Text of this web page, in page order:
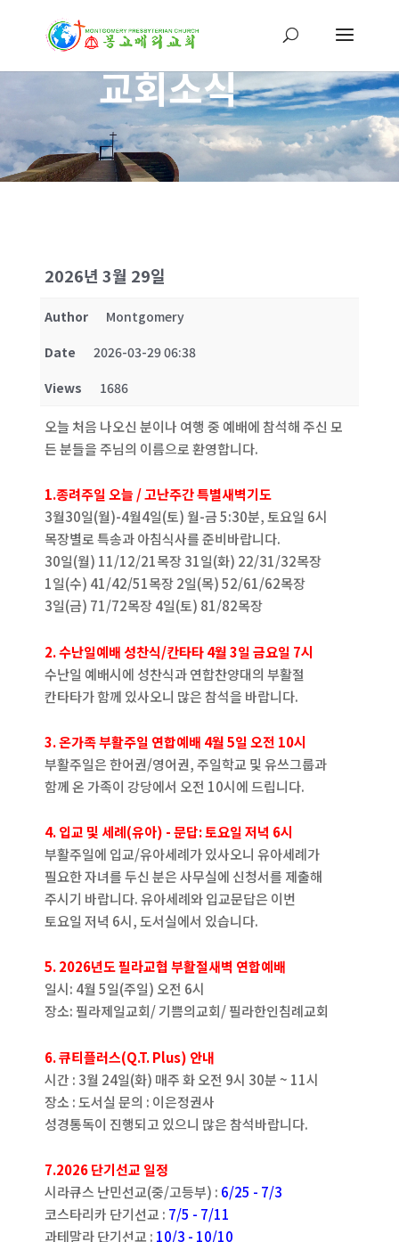
교회소식
2026년 3월 29일
Author
Montgomery
Date
2026-03-29 06:38
Views
1686
오늘 처음 나오신 분이나 여행 중 예배에 참석해 주신 모
든 분들을 주님의 이름으로 환영합니다.
1.종려주일 오늘 / 고난주간 특별새벽기도
3월30일(월)-4월4일(토) 월-금 5:30분, 토요일 6시
목장별로 특송과 아침식사를 준비바랍니다.
30일(월) 11/12/21목장 31일(화) 22/31/32목장
1일(수) 41/42/51목장 2일(목) 52/61/62목장
3일(금) 71/72목장 4일(토) 81/82목장
2. 수난일예배 성찬식/칸타타 4월 3일 금요일 7시
수난일 예배시에 성찬식과 연합찬양대의 부활절
칸타타가 함께 있사오니 많은 참석을 바랍니다.
3. 온가족 부활주일 연합예배 4월 5일 오전 10시
부활주일은 한어권/영어권, 주일학교 및 유쓰그룹과
함께 온 가족이 강당에서 오전 10시에 드립니다.
4. 입교 및 세례(유아) - 문답: 토요일 저녁 6시
부활주일에 입교/유아세례가 있사오니 유아세례가
필요한 자녀를 두신 분은 사무실에 신청서를 제출해
주시기 바랍니다. 유아세례와 입교문답은 이번
토요일 저녁 6시, 도서실에서 있습니다.
5. 2026년도 필라교협 부활절새벽 연합예배
일시: 4월 5일(주일) 오전 6시
장소: 필라제일교회/ 기쁨의교회/ 필라한인침례교회
6. 큐티플러스(Q.T. Plus) 안내
시간 : 3월 24일(화) 매주 화 오전 9시 30분 ~ 11시
장소 : 도서실 문의 : 이은정권사
성경통독이 진행되고 있으니 많은 참석바랍니다.
7.2026 단기선교 일정
시라큐스 난민선교(중/고등부) : 6/25 - 7/3
코스타리카 단기선교 : 7/5 - 7/11
과테말라 단기선교 : 10/3 - 10/10